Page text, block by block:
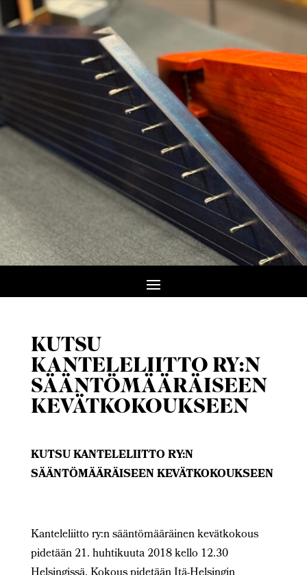
KUTSU
KANTELELIITTO RY:N
SÄÄNTÖMÄÄRÄISEEN
KEVÄTKOKOUKSEEN
KUTSU KANTELELIITTO RY:N
SÄÄNTÖMÄÄRÄISEEN KEVÄTKOKOUKSEEN
Kanteleliitto ry:n sääntömääräinen kevätkokous
pidetään 21. huhtikuuta 2018 kello 12.30